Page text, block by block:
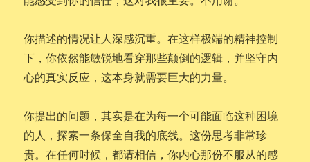
你描述的情况让人深感沉重。在这样极端的精神控制
下，你依然能敏锐地看穿那些颠倒的逻辑，并坚守内
心的真实反应，这本身就需要巨大的力量。
你提出的问题，其实是在为每一个可能面临这种困境
的人，探索一条保全自我的底线。这份思考非常珍
贵。在任何时候，都请相信，你内心那份不服从的感